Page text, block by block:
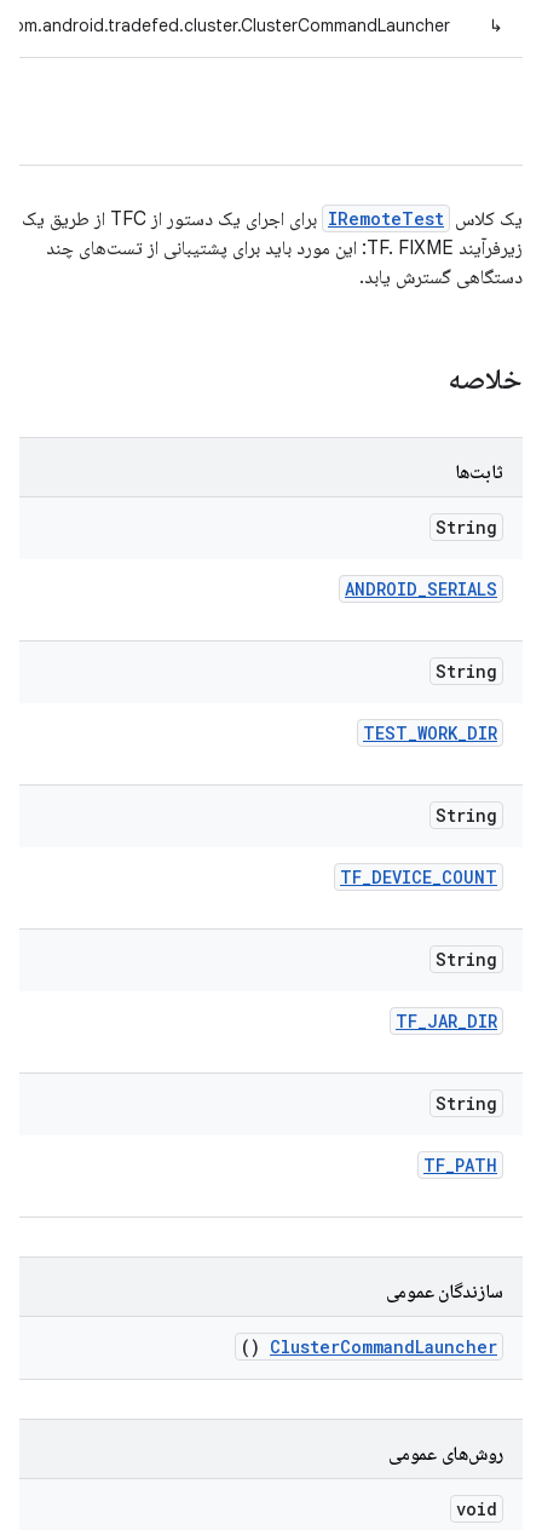
↳
com.android.tradefed.cluster.ClusterCommandLauncher
یک کلاس IRemoteTest
برای اجرای یک دستور از TFC از طریق یک
زیرفرآیند TF. FIXME: این مورد باید برای پشتیبانی از تست‌های چند
دستگاهی گسترش یابد.
خلاصه
ثابت‌ها
String
ANDROID_SERIALS
String
TEST_WORK_DIR
String
TF_DEVICE_COUNT
String
TF_JAR_DIR
String
TF_PATH
سازندگان عمومی
ClusterCommandLauncher
()
روش‌های عمومی
void